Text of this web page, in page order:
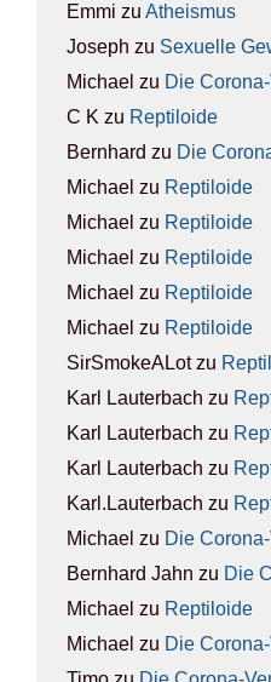
Emmi zu Athe­is­mus
Joseph zu Sexu­el­le
Michael zu Die
C K zu Rep­ti­lo­ide
Bernhard zu Die
Michael zu Rep­ti­lo­ide
Michael zu Rep­ti­lo­ide
Michael zu Rep­ti­lo­ide
Michael zu Rep­ti­lo­ide
Michael zu Rep­ti­lo­ide
SirSmokeALotzu
Karl Lauterbach zu
Karl Lauterbach zu
Karl Lauterbach zu
Karl.Lauterbach zu
Michael zu Die
Bernhard Jahn zu Die
Michael zu Rep­ti­lo­ide
Michael zu Die